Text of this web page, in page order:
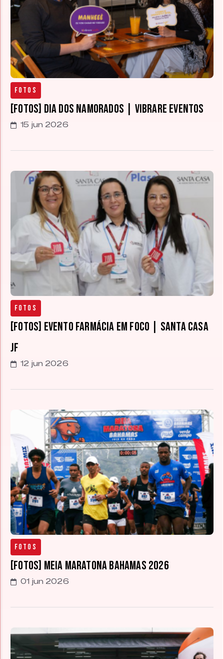
Fotos
[FOTOS] Dia dos Namorados | Vibrare Eventos
15 jun 2026
Fotos
[FOTOS] Evento Farmácia em Foco | Santa Casa
JF
12 jun 2026
Fotos
[FOTOS] Meia Maratona Bahamas 2026
01 jun 2026